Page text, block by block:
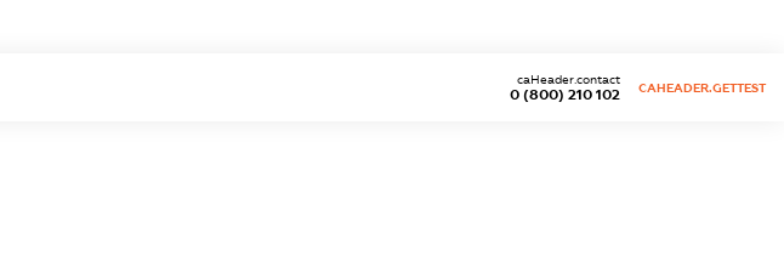
0 (800) 210 102
caHeader.contact
CAHEADER.GETTEST